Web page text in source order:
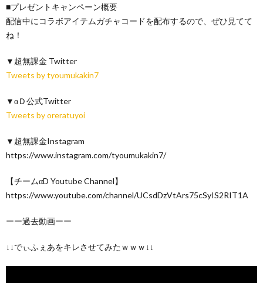
■プレゼントキャンペーン概要
配信中にコラボアイテムガチャコードを配布するので、ぜひ見てて
ね！
▼超無課金 Twitter
Tweets by tyoumukakin7
▼αＤ公式Twitter
Tweets by oreratuyoi
▼超無課金Instagram
https://www.instagram.com/tyoumukakin7/
【チームαD Youtube Channel】
https://www.youtube.com/channel/UCsdDzVtArs75cSyIS2RIT1A
ーー過去動画ーー
↓↓でぃふぇあをキレさせてみたｗｗｗ↓↓